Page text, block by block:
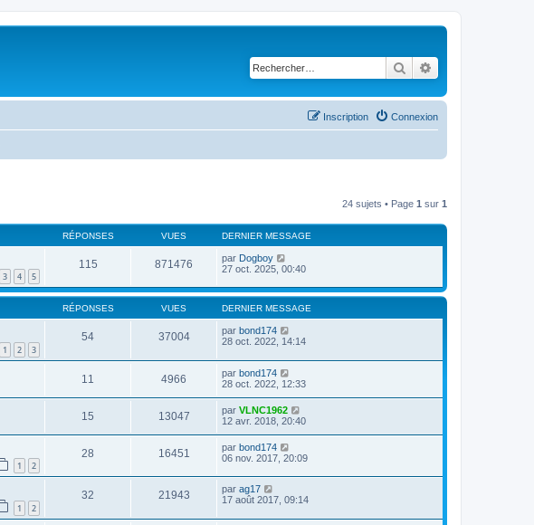
Rechercher
Connexion
Inscription
24 sujets • Page 1 sur 1
RÉPONSES VUES DERNIER MESSAGE
3 4 5
115 871476 par Dogboy
27 oct. 2025, 00:40
RÉPONSES VUES DERNIER MESSAGE
1 2 3
54 37004 par bond174
28 oct. 2022, 14:14
11 4966 par bond174
28 oct. 2022, 12:33
15 13047 par VLNC1962
12 avr. 2018, 20:40
1 2
28 16451 par bond174
06 nov. 2017, 20:09
1 2
32 21943 par ag17
17 août 2017, 09:14